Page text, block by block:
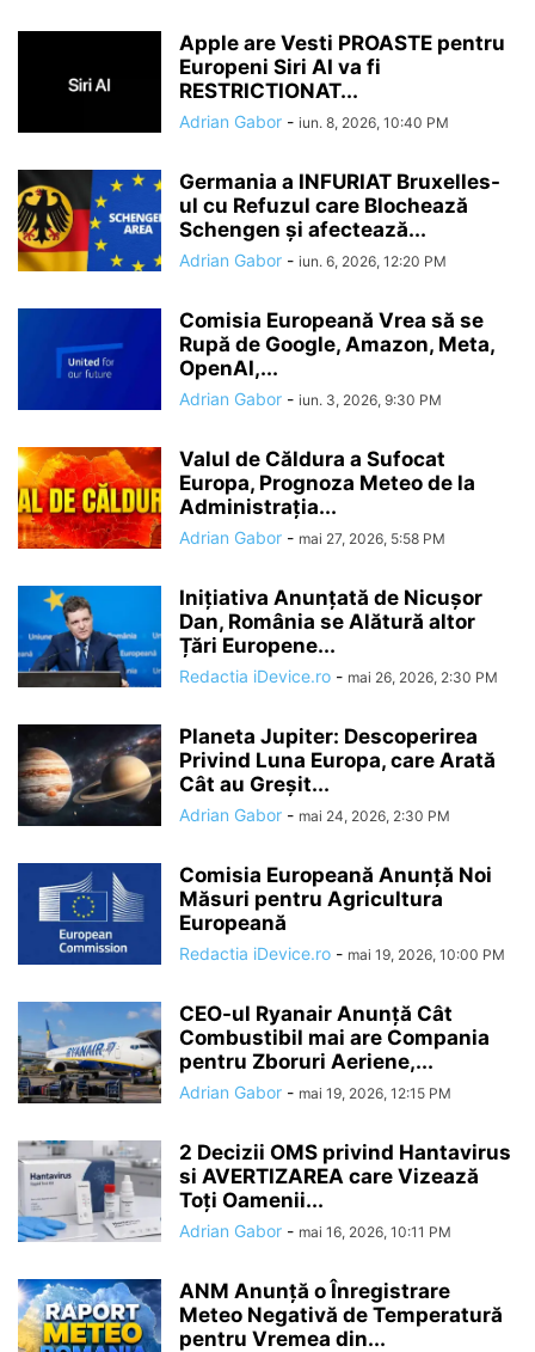
Apple are Vesti PROASTE pentru
Europeni Siri AI va fi
RESTRICTIONAT...
Adrian Gabor - iun. 8, 2026, 10:40 PM
Germania a INFURIAT Bruxelles-
ul cu Refuzul care Blochează
Schengen și afectează...
Adrian Gabor - iun. 6, 2026, 12:20 PM
Comisia Europeană Vrea să se
Rupă de Google, Amazon, Meta,
OpenAI,...
Adrian Gabor - iun. 3, 2026, 9:30 PM
Valul de Căldura a Sufocat
Europa, Prognoza Meteo de la
Administrația...
Adrian Gabor - mai 27, 2026, 5:58 PM
Inițiativa Anunțată de Nicușor
Dan, România se Alătură altor
Țări Europene...
Redactia iDevice.ro - mai 26, 2026, 2:30 PM
Planeta Jupiter: Descoperirea
Privind Luna Europa, care Arată
Cât au Greșit...
Adrian Gabor - mai 24, 2026, 2:30 PM
Comisia Europeană Anunță Noi
Măsuri pentru Agricultura
Europeană
Redactia iDevice.ro - mai 19, 2026, 10:00 PM
CEO-ul Ryanair Anunță Cât
Combustibil mai are Compania
pentru Zboruri Aeriene,...
Adrian Gabor - mai 19, 2026, 12:15 PM
2 Decizii OMS privind Hantavirus
si AVERTIZAREA care Vizează
Toți Oamenii...
Adrian Gabor - mai 16, 2026, 10:11 PM
ANM Anunță o Înregistrare
Meteo Negativă de Temperatură
pentru Vremea din...